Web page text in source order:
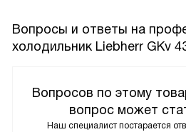
Вопросы и ответы на
холодильник Liebherr GKv
Вопросов по этому
вопрос может
Наш специалист постарается